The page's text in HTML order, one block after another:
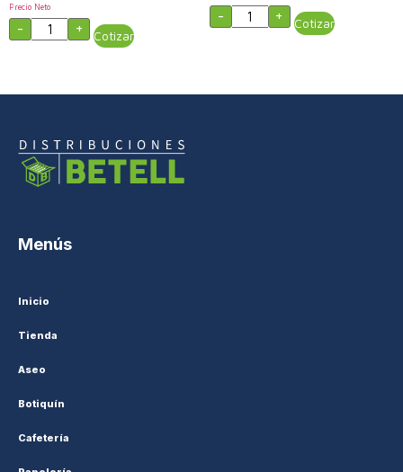
Precio Neto
- + Cotizar
- + Cotizar
Menús
Inicio
Tienda
Aseo
Botiquín
Cafetería